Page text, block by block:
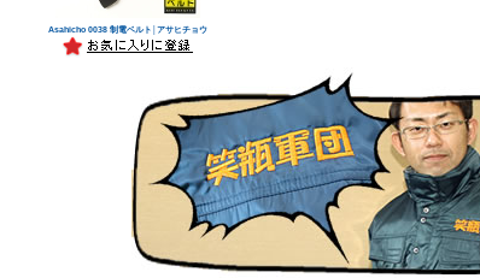
Asahicho 0038 制電ベルト│アサヒチョウ